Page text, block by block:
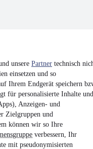
unsere Partner technisch
einsetzen und so
Ihrem Endgerät speichern
für personalisierte Inhalte und
Anzeigen- und
Zielgruppen und
können wir so Ihre
verbessern, Ihr
mit pseudonymisierten